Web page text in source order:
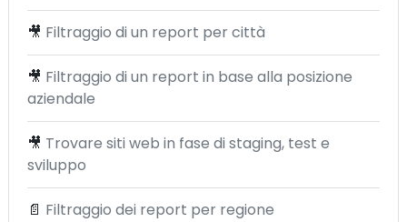
🎥 Filtraggio di un report per città
🎥 Filtraggio di un report in base alla posizione
aziendale
🎥 Trovare siti web in fase di staging, test e
sviluppo
📄 Filtraggio dei report per regione